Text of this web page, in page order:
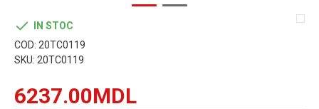
6237.00MDL
IN STOC
COD: 20TC0119
SKU: 20TC0119